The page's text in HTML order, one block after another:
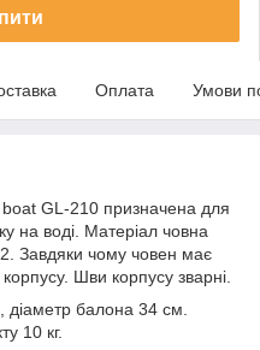
Оплата Умови
GL-210 призначена для
на воді. Матеріал човна
Завдяки чому човен має
Шви корпусу зварні.
балона 34 см.
10 кг.